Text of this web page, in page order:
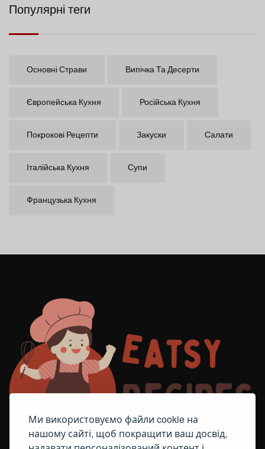
Ми використовуємо файли cookie на
нашому сайті, щоб покращити ваш досвід,
Популярні теги
Основні Страви Випічка Та Десерти
Європейська Кухня Російська Кухня
Покрокові Рецепти Закуски Салати
Італійська Кухня Супи
Французька Кухня